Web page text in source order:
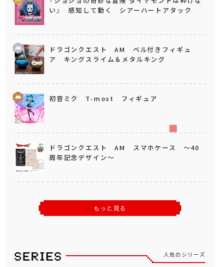
い』 感知して動く シアーハートアタック
ドラゴンクエスト AM ベル付きフィギュ
ア キングスライム＆メタルキング
初音ミク T-most フィギュア
ドラゴンクエスト AM スマホケース ～40
周年記念デザイン～
もっと見る
人気のシリーズ